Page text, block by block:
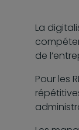
La
de
Pour les